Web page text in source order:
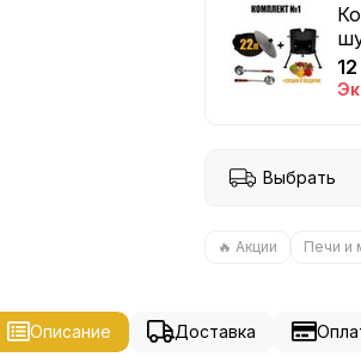
Выбрать
🔥 Акции Печи и
Описание Доставка